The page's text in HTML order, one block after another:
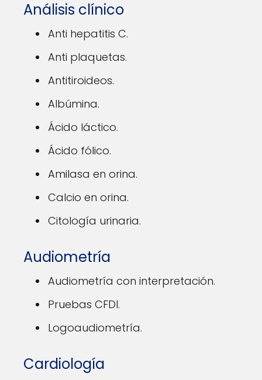
Análisis clínico
Anti hepatitis C.
Anti plaquetas.
Antitiroideos.
Albúmina.
Ácido láctico.
Ácido fólico.
Amilasa en orina.
Calcio en orina.
Citología urinaria.
Audiometría
Audiometría con interpretación.
Pruebas CFDI.
Logoaudiometría.
Cardiología